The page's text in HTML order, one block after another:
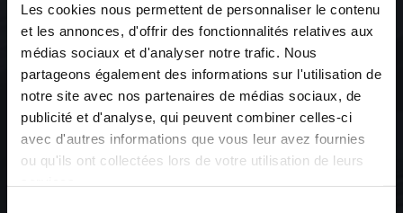
Les cookies nous permettent de personnaliser le contenu
et les annonces, d'offrir des fonctionnalités relatives aux
médias sociaux et d'analyser notre trafic. Nous
partageons également des informations sur l'utilisation de
notre site avec nos partenaires de médias sociaux, de
publicité et d'analyse, qui peuvent combiner celles-ci
avec d'autres informations que vous leur avez fournies
ou qu'ils ont collectées lors de votre utilisation de leurs
Michel CANAL
CETTE PAGE CONTIENT UN CONTENU